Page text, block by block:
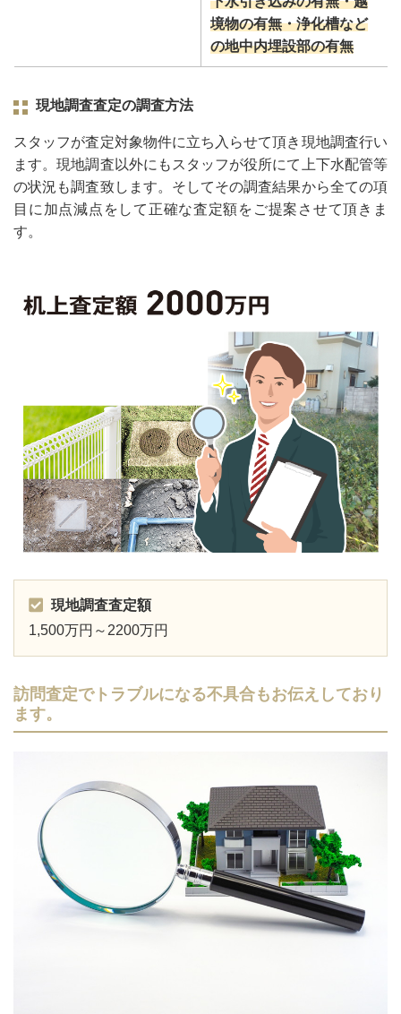
境物の有無・浄化槽など
の地中内埋設部の有無
現地調査査定の調査方法
スタッフが査定対象物件に立ち入らせて頂き現地調査行い
ます。現地調査以外にもスタッフが役所にて上下水配管等
の状況も調査致します。そしてその調査結果から全ての項
目に加点減点をして正確な査定額をご提案させて頂きま
す。
現地調査査定額
1,500万円～2200万円
訪問査定でトラブルになる不具合もお伝えしており
ます。